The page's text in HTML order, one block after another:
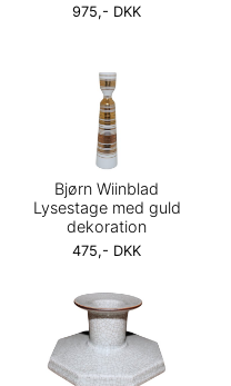
975,- DKK
Bjørn Wiinblad
Lysestage med guld
dekoration
475,- DKK